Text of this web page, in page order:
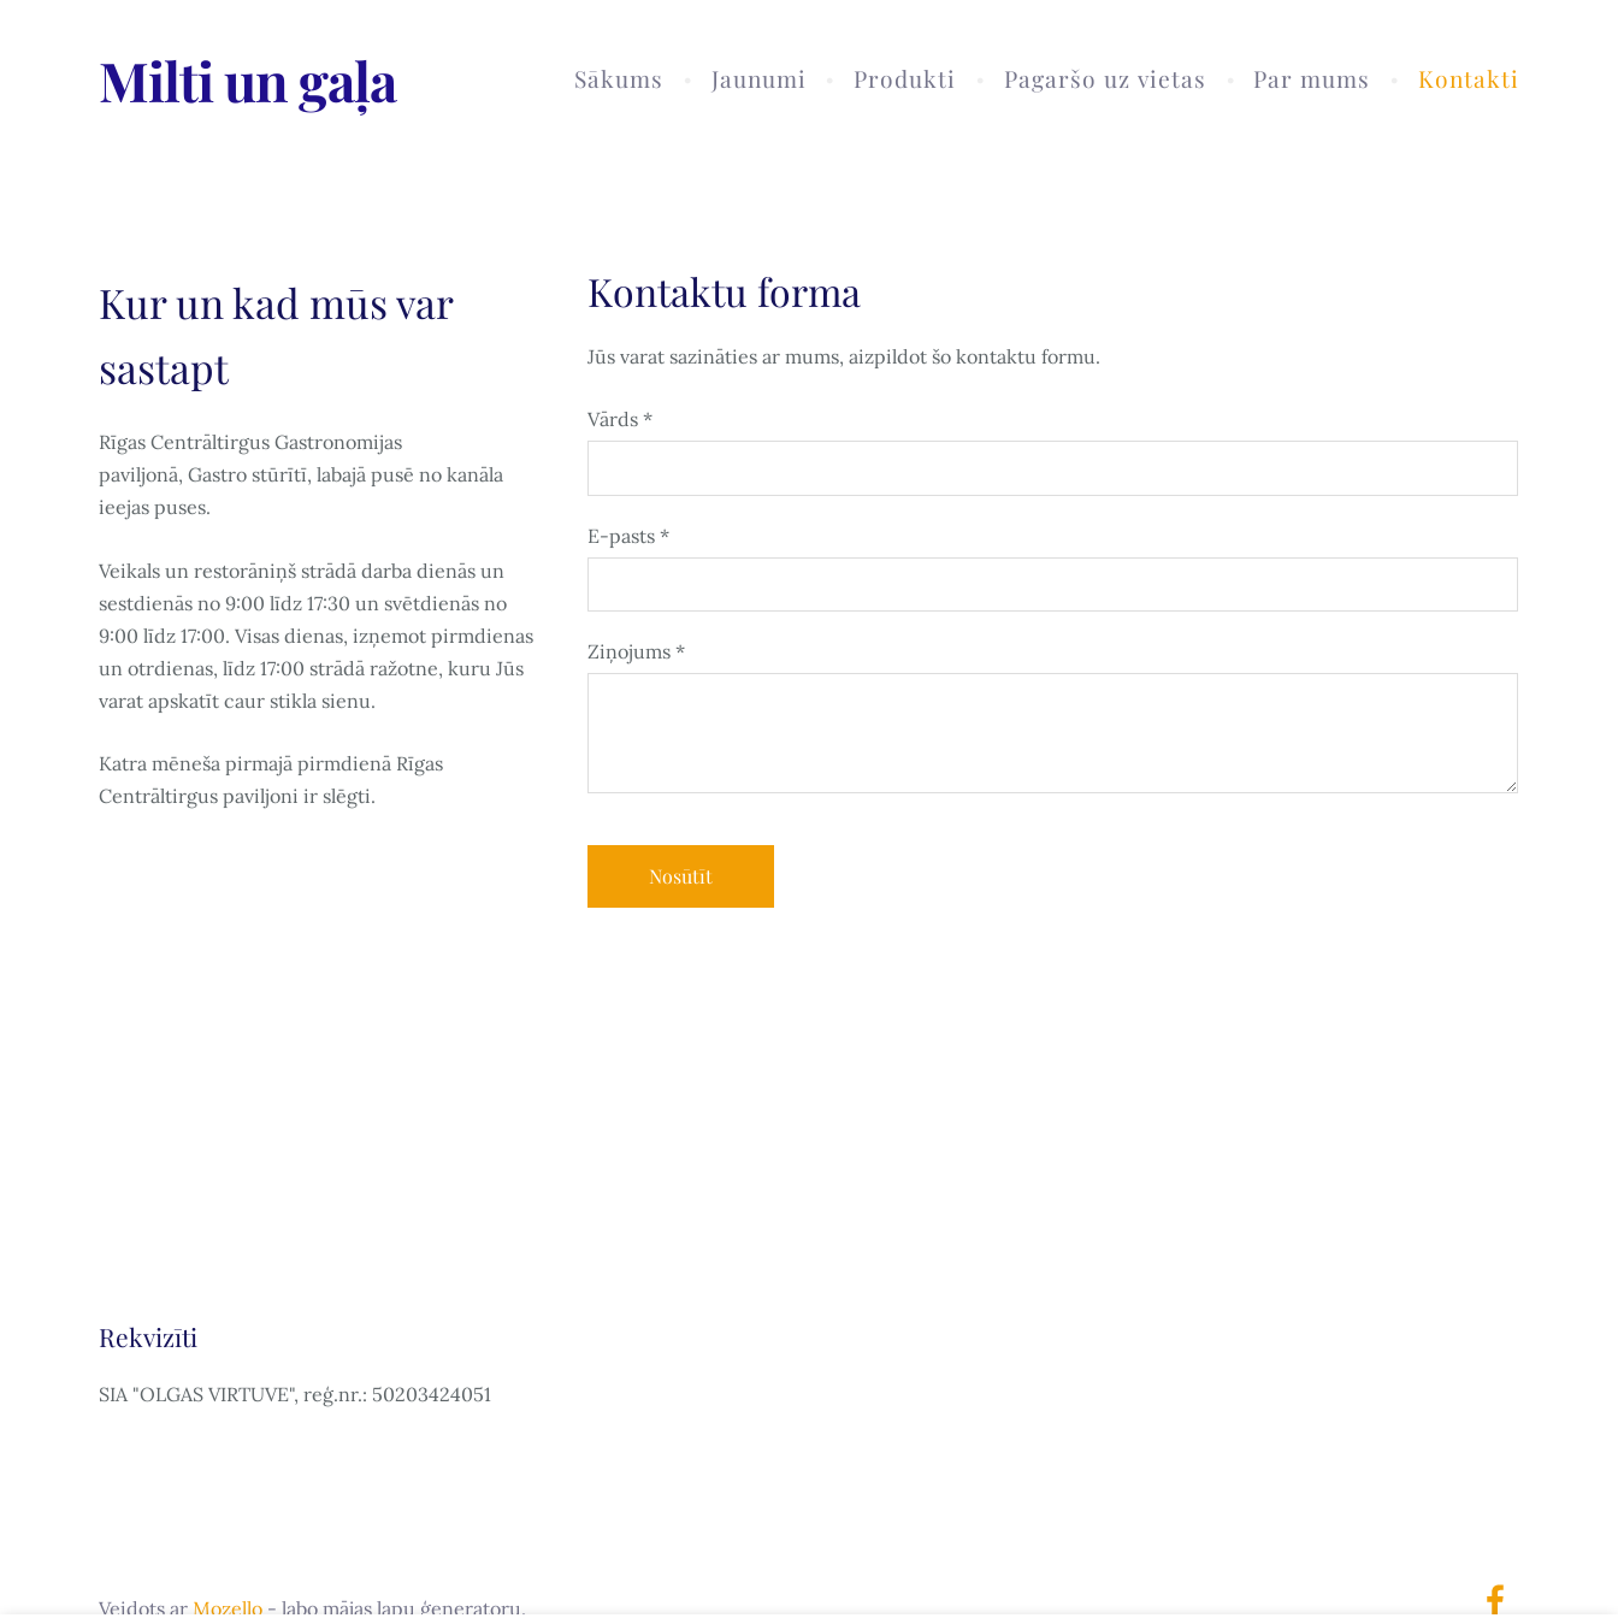
Milti un gaļa Sākums Jaunumi Produkti Pagaršo uz vietas Par mums Kontakti
Kur un kad mūs var
sastapt
Rīgas Centrāltirgus Gastronomijas
paviljonā, Gastro stūrītī, labajā pusē no kanāla
ieejas puses.
Veikals un restorāniņš strādā darba dienās un
sestdienās no 9:00 līdz 17:30 un svētdienās no
9:00 līdz 17:00. Visas dienas, izņemot pirmdienas
un otrdienas, līdz 17:00 strādā ražotne, kuru Jūs
varat apskatīt caur stikla sienu.
Katra mēneša pirmajā pirmdienā Rīgas
Centrāltirgus paviljoni ir slēgti.
Rekvizīti
SIA "OLGAS VIRTUVE", reģ.nr.: 50203424051
Kontaktu forma
Jūs varat sazināties ar mums, aizpildot šo kontaktu formu.
Vārds*
E-pasts*
Ziņojums*
Veidots ar Mozello - labo mājas lapu ģeneratoru.